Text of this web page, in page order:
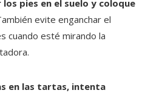
pies en el suelo y coloque
evite enganchar el
cuando esté mirando la
en las tartas, intenta